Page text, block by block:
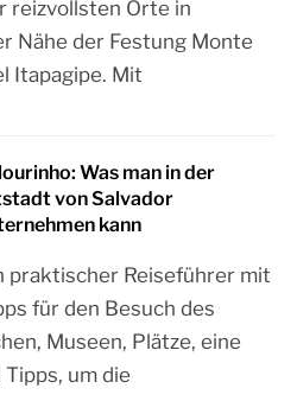
reizvollsten Orte in
Nähe der Festung Monte
Itapagipe. Mit
Was man in der
von Salvador
kann
praktischer Reiseführer mit
für den Besuch des
Museen, Plätze, eine
um die